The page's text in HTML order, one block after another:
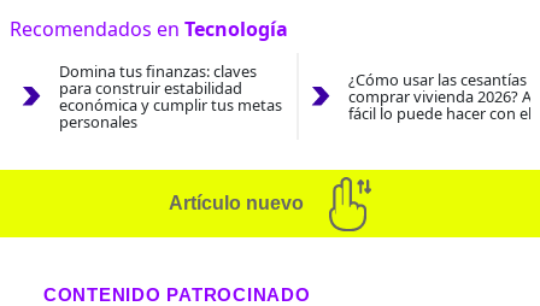
Recomendados en Tecnología
Domina tus finanzas: claves
para construir estabilidad
económica y cumplir tus metas
personales
¿Cómo usar las cesantías
comprar vivienda 2026?
fácil lo puede hacer con el
Artículo nuevo
CONTENIDO PATROCINADO